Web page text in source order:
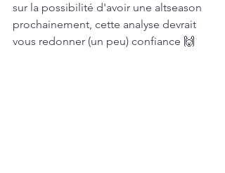
sur la possibilité d'avoir une altseason
prochainement, cette analyse devrait
vous redonner (un peu) confiance 🙌